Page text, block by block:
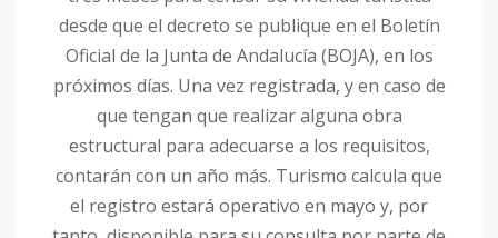
desde que el decreto se publique en el Boletín
Oficial de la Junta de Andalucía (BOJA), en los
próximos días. Una vez registrada, y en caso de
que tengan que realizar alguna obra
estructural para adecuarse a los requisitos,
contarán con un año más. Turismo calcula que
el registro estará operativo en mayo y, por